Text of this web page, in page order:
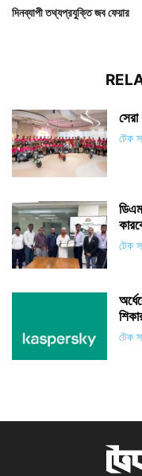
দিনব্যাপী তথ্যপ্রযুক্তি জব ফেয়ার
টেক
টেক
টেক